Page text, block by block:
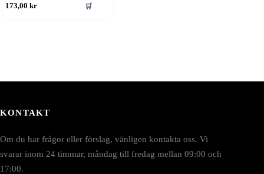
173,00kr 🛒
KONTAKT
Om du har frågor eller förslag, vänligen kontakta oss. Vi
svarar inom 24 timmar, måndag till fredag mellan 09:00 och
17:00.